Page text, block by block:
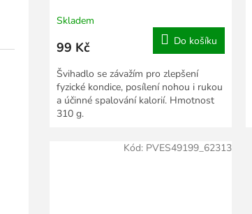
Skladem
99 Kč Do košíku
Švihadlo se závažím pro zlepšení
fyzické kondice, posílení nohou i rukou
a účinné spalování kalorií. Hmotnost
310 g.
Kód: PVES49199_62313